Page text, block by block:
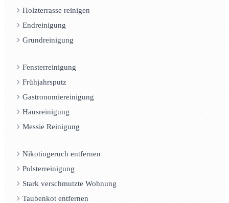
Holzterrasse reinigen
Endreinigung
Grundreinigung
Fensterreinigung
Frühjahrsputz
Gastronomiereinigung
Hausreinigung
Messie Reinigung
Nikotingeruch entfernen
Polsterreinigung
Stark verschmutzte Wohnung
Taubenkot entfernen